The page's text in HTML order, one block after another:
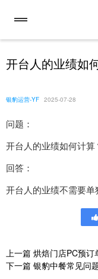
开台人的业绩如
银豹运营-YF 2025-07-28
问题：
开台人的业绩如何计算
回答：
开台人的业绩不需要单
上一篇 烘焙门店PC预订
下一篇 银豹中餐常见问